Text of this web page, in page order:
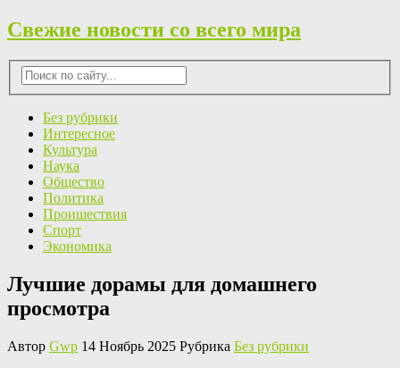
Свежие новости со всего мира
Без рубрики
Интересное
Культура
Наука
Общество
Политика
Проишествия
Спорт
Экономика
Лучшие дорамы для домашнего
просмотра
Автор Gwp 14 Ноябрь 2025 Рубрика Без рубрики